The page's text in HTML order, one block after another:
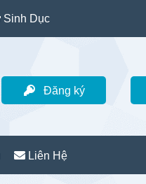
Sinh Dục
Đăng ký
Liên Hệ